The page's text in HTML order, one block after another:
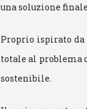
una soluzione
Proprio ispirato da
totale al problema
sostenibile.